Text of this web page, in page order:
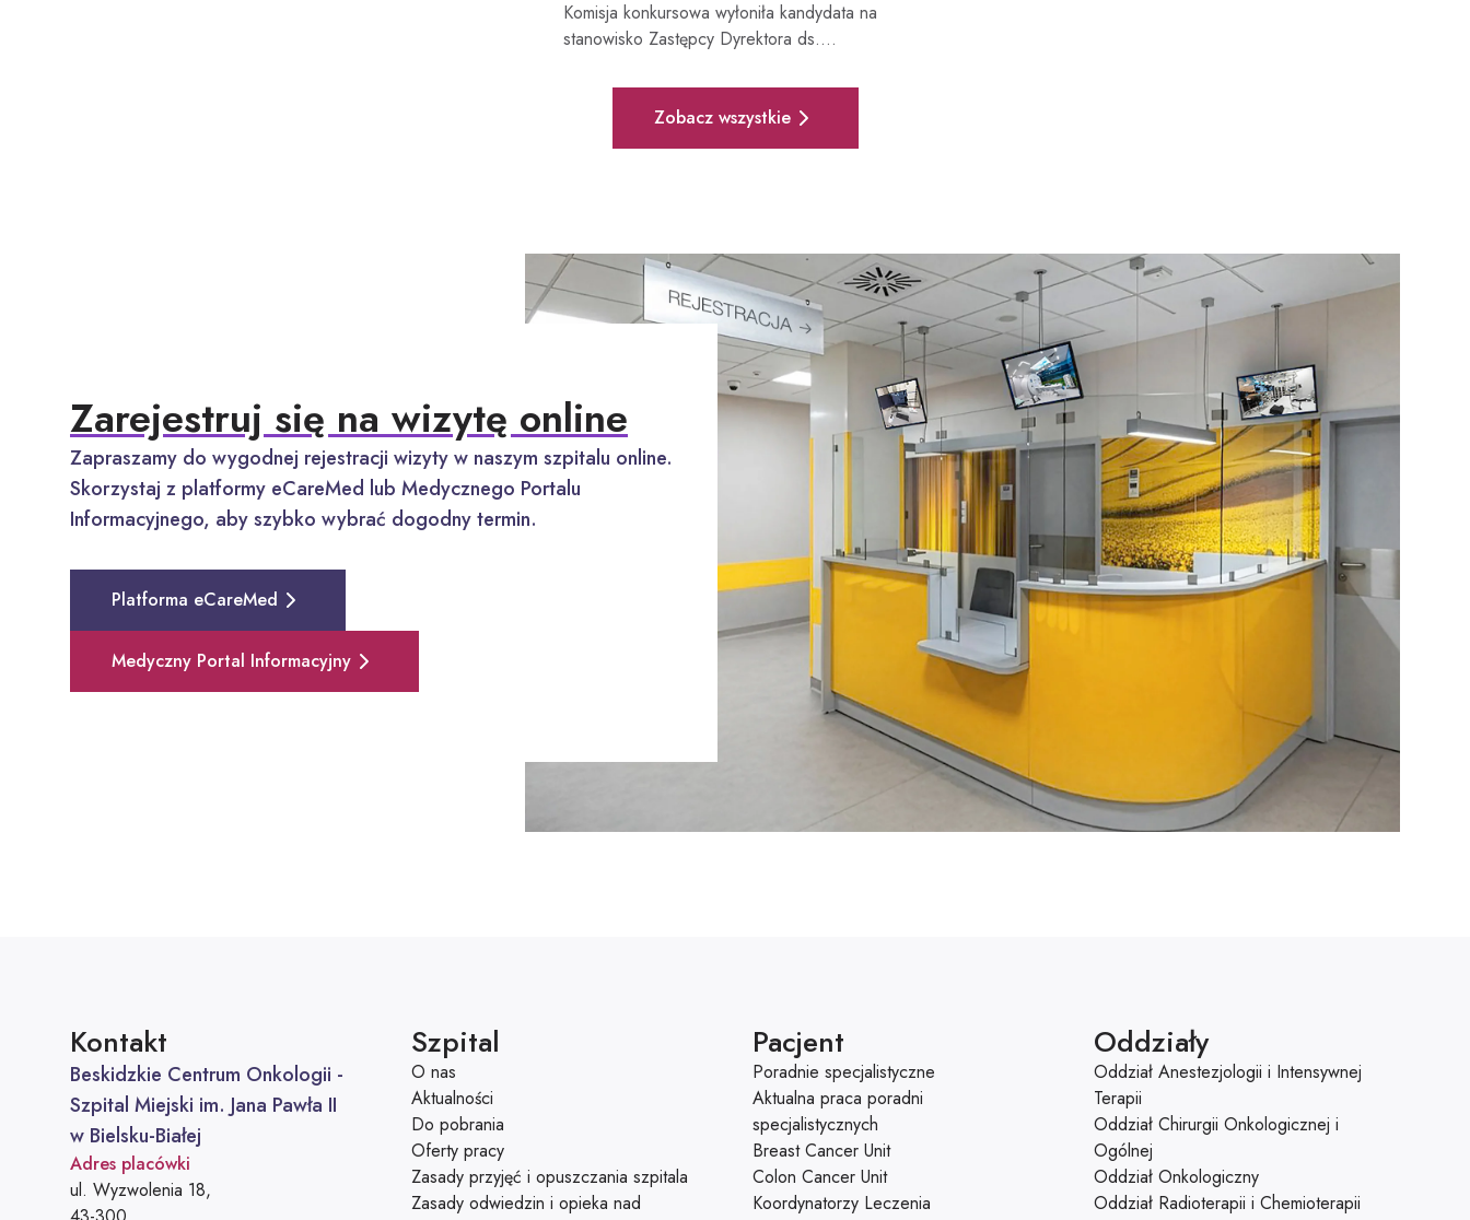
Komisja konkursowa wyłoniła kandydata na
stanowisko Zastępcy Dyrektora ds.
– Szpitala Miejskiego im. Jana Pawła II w
Bielsku-Białej. Funkcję tę obejmie dr n. med.
Rafał Wiśniowski – lekarz od ponad 20 lat
nowotworów przewodu pokarmowego, układu
moczowego i piersi. Poznaj sylwetkę nowego
Zastępcy Dyrektora ds. Medycznych.
Zobacz wszystkie
Zarejestruj się na wizytę online
Zapraszamy do wygodnej rejestracji wizyty w naszym szpitalu online.
Skorzystaj z platformy eCareMed lub Medycznego Portalu
Informacyjnego, aby szybko wybrać dogodny termin.
Platforma eCareMed
Medyczny Portal Informacyjny
Kontakt
Beskidzkie Centrum Onkologii -
Szpital Miejski im. Jana Pawła II
w Bielsku-Białej
Adres placówki
ul. Wyzwolenia 18,
Szpital
O nas
Aktualności
Do pobrania
Oferty pracy
Zasady przyjęć i opuszczania szpitala
Zasady odwiedzin i opieka nad
Pacjent
Poradnie specjalistyczne
Aktualna praca poradni
specjalistycznych
Breast Cancer Unit
Colon Cancer Unit
Koordynatorzy Leczenia
Oddziały
Oddział Anestezjologii i Intensywnej
Terapii
Oddział Chirurgii Onkologicznej i
Ogólnej
Oddział Onkologiczny
Oddział Radioterapii i Chemioterapii